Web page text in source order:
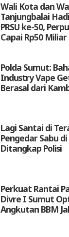
Wali Kota dan
Tanjungbalai
PRSU ke-50,
Capai Rp50 Miliar
Polda Sumut:
Industry Vape
Berasal dari
Lagi Santai di
Pengedar Sabu
Ditangkap Polisi
Perkuat Rantai
Divre I Sumut
Angkutan BBM